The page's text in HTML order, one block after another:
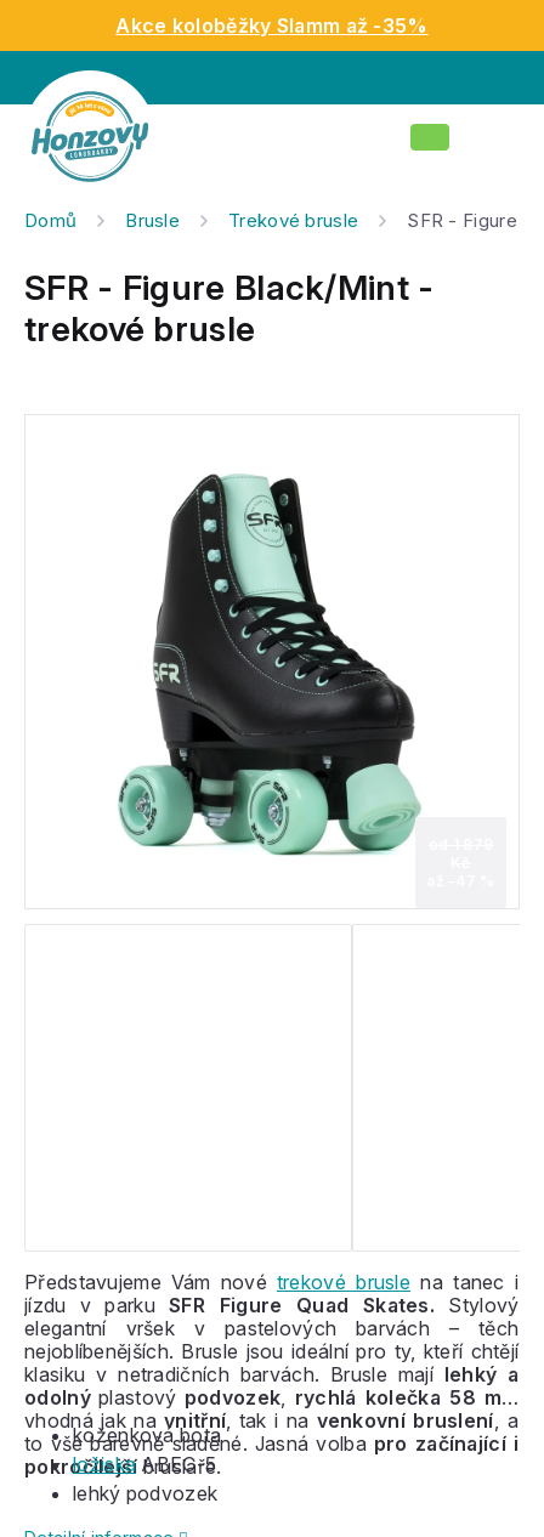
obsah
Akce koloběžky Slamm až -35%
Nákupní
Domů Brusle Trekové brusle SFR - Figure
SFR - Figure Black/Mint -
trekové brusle
Představujeme Vám nové trekové brusle na tanec i
jízdu v parkuSFR Figure Quad Skates. Stylový
elegantní vršek v pastelových barvách – těch
nejoblíbenějších. Brusle jsou ideální pro ty, kteří chtějí
klasiku v netradičních barvách. Brusle majílehký a
odolnýplastový podvozek, rychlá kolečka 58 mm
vhodná jak navnitřní, tak i na venkovní bruslení, a
to vše barevně sladěné. Jasná volba pro začínající i
pokročilejší bruslaře.
koženková bota
ložiskaABEC-5
lehký podvozek